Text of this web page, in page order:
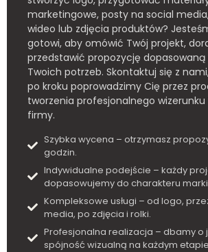
marketingowe, posty na social
wideo lub zdjęcia produktów?
gotowi, aby omówić Twój projekt,
przedstawić propozycję dopasowaną
Twoich potrzeb. Skontaktuj się z
po kroku poprowadzimy Cię przez
tworzenia profesjonalnego wizerunku
firmy.
Szybka wycena – otrzymasz
godzin.
Indywidualne podejście – każdy
dopasowujemy do charakteru
Kompleksowe usługi – od logo,
media, po zdjęcia i rolki.
Profesjonalna realizacja – dbamy o
spójność wizualną na każdym